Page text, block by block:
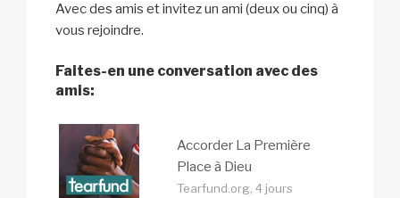
Avec des amis et invitez un ami (deux ou cinq) à
vous rejoindre.
Faites-en une conversation avec des
amis:
Accorder La Première
Place à Dieu
Tearfund.org, 4 jours